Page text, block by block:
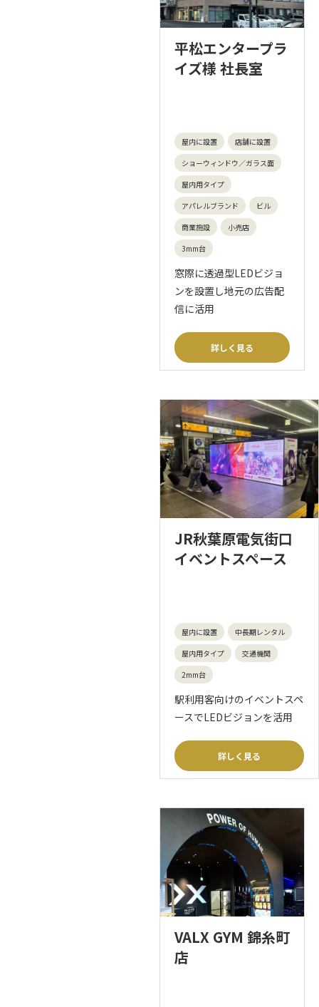
平松エンタープラ
イズ様 社長室
屋内に設置
店舗に設置
ショーウィンドウ／ガラス面
屋内用タイプ
アパレルブランド
ビル
商業施設
小売店
3mm台
窓際に透過型LEDビジョ
ンを設置し地元の広告配
信に活用
詳しく見る
JR秋葉原電気街口
イベントスペース
屋内に設置
中長期レンタル
屋内用タイプ
交通機関
2mm台
駅利用客向けのイベントスペ
ースでLEDビジョンを活用
詳しく見る
VALX GYM 錦糸町
店